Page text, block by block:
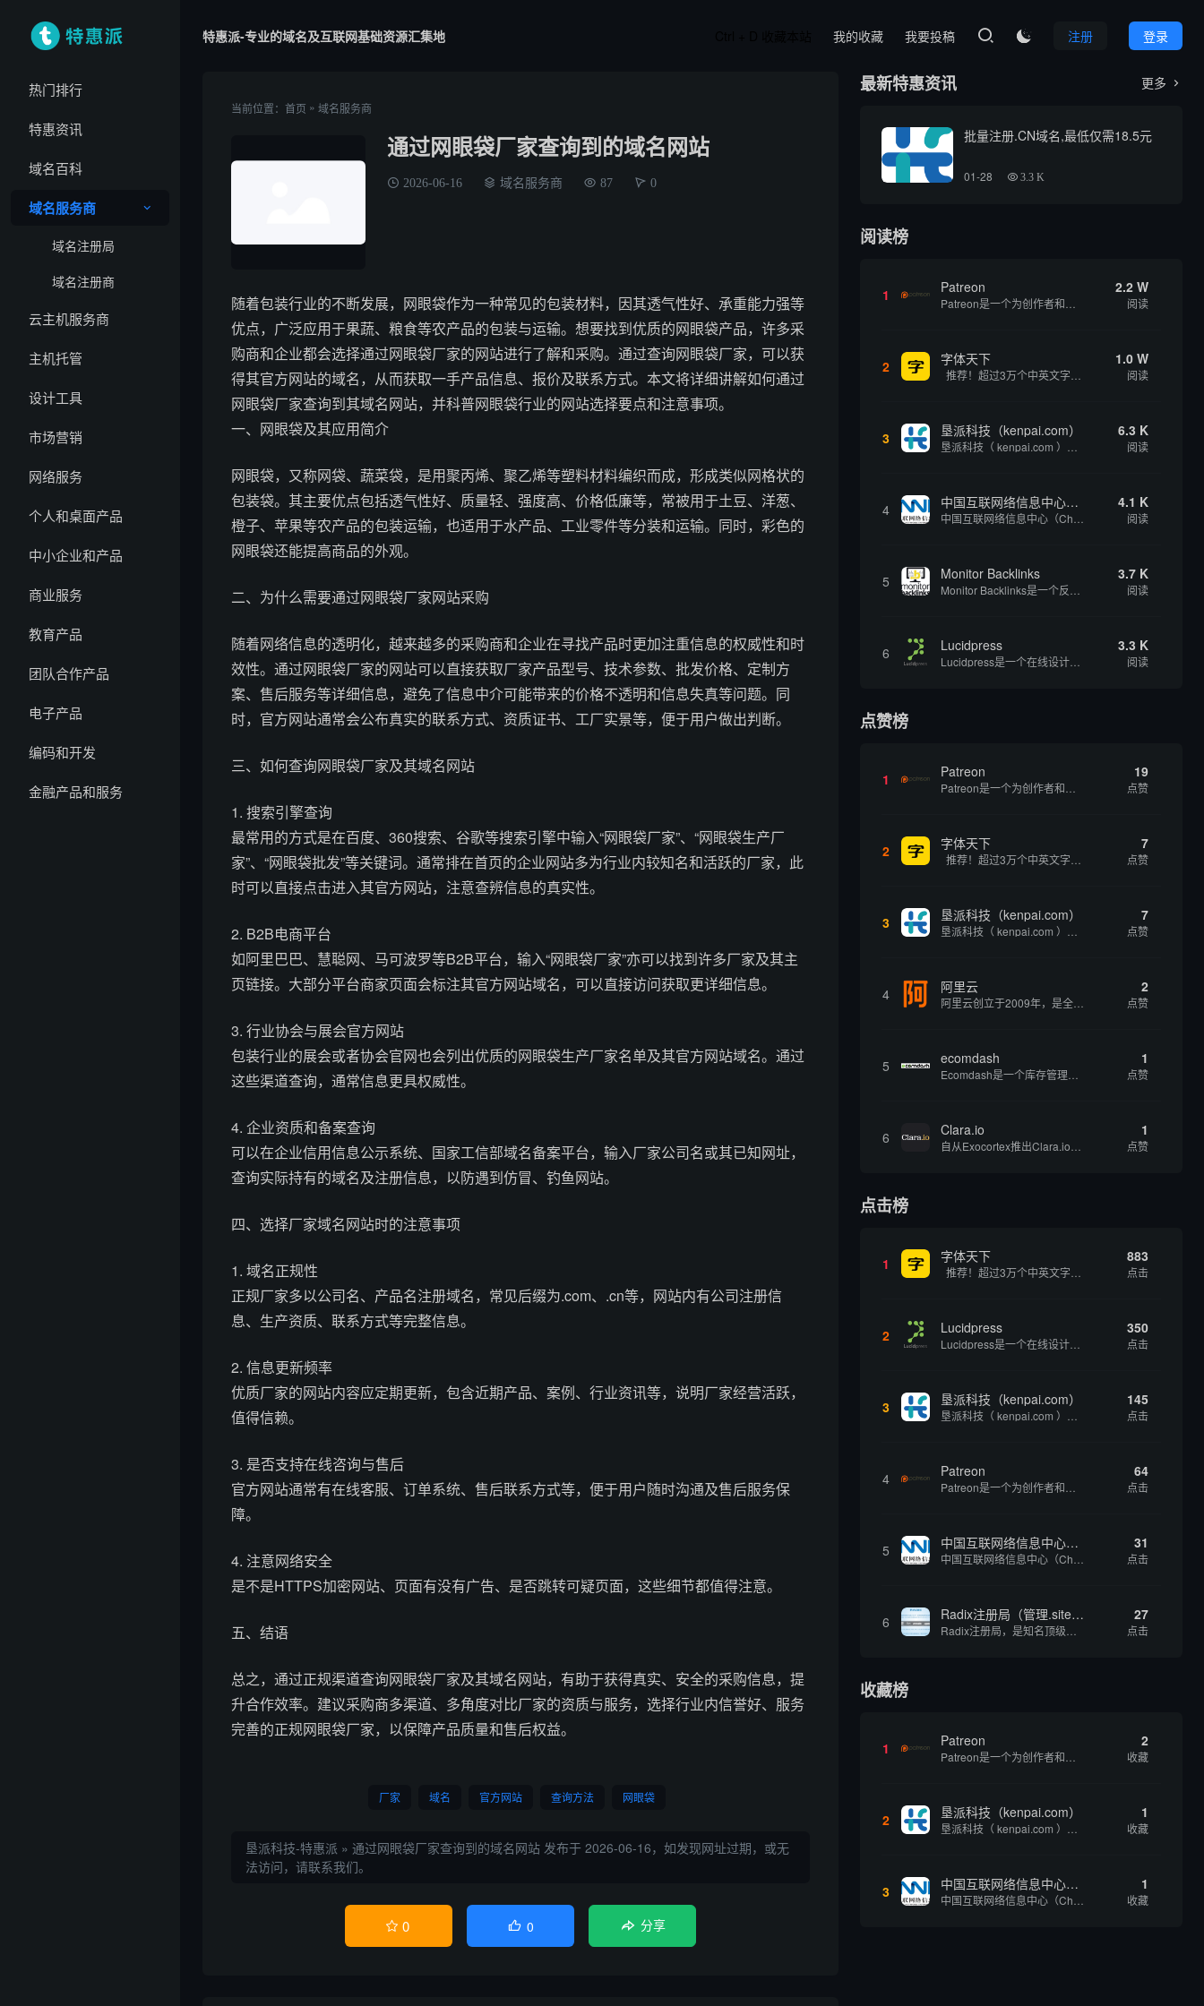
热门排行
特惠资讯
域名百科
域名服务商
域名注册局
域名注册商
云主机服务商
主机托管
设计工具
市场营销
网络服务
个人和桌面产品
中小企业和产品
商业服务
教育产品
团队合作产品
电子产品
编码和开发
金融产品和服务
特惠派-专业的域名及互联网基础资源汇集地 登录
注册

我的收藏 我要投稿
当前位置： 首页 » 域名服务商
通过网眼袋厂家查询到的域名网站
2026-06-16 域名服务商 87 0
随着包装行业的不断发展，网眼袋作为一种常见的包装材料，因其透气性好、承重能力强等
优点，广泛应用于果蔬、粮食等农产品的包装与运输。想要找到优质的网眼袋产品，许多采
购商和企业都会选择通过网眼袋厂家的网站进行了解和采购。通过查询网眼袋厂家，可以获
得其官方网站的域名，从而获取一手产品信息、报价及联系方式。本文将详细讲解如何通过
网眼袋厂家查询到其域名网站，并科普网眼袋行业的网站选择要点和注意事项。
一、网眼袋及其应用简介
网眼袋，又称网袋、蔬菜袋，是用聚丙烯、聚乙烯等塑料材料编织而成，形成类似网格状的
包装袋。其主要优点包括透气性好、质量轻、强度高、价格低廉等，常被用于土豆、洋葱、
橙子、苹果等农产品的包装运输，也适用于水产品、工业零件等分装和运输。同时，彩色的
网眼袋还能提高商品的外观。
二、为什么需要通过网眼袋厂家网站采购
随着网络信息的透明化，越来越多的采购商和企业在寻找产品时更加注重信息的权威性和时
效性。通过网眼袋厂家的网站可以直接获取厂家产品型号、技术参数、批发价格、定制方
案、售后服务等详细信息，避免了信息中介可能带来的价格不透明和信息失真等问题。同
时，官方网站通常会公布真实的联系方式、资质证书、工厂实景等，便于用户做出判断。
三、如何查询网眼袋厂家及其域名网站
1. 搜索引擎查询
最常用的方式是在百度、360搜索、谷歌等搜索引擎中输入“网眼袋厂家”、“网眼袋生产厂
家”、“网眼袋批发”等关键词。通常排在首页的企业网站多为行业内较知名和活跃的厂家，此
时可以直接点击进入其官方网站，注意查辨信息的真实性。
2. B2B电商平台
如阿里巴巴、慧聪网、马可波罗等B2B平台，输入“网眼袋厂家”亦可以找到许多厂家及其主
页链接。大部分平台商家页面会标注其官方网站域名，可以直接访问获取更详细信息。
3. 行业协会与展会官方网站
包装行业的展会或者协会官网也会列出优质的网眼袋生产厂家名单及其官方网站域名。通过
这些渠道查询，通常信息更具权威性。
4. 企业资质和备案查询
可以在企业信用信息公示系统、国家工信部域名备案平台，输入厂家公司名或其已知网址，
查询实际持有的域名及注册信息，以防遇到仿冒、钓鱼网站。
四、选择厂家域名网站时的注意事项
1. 域名正规性
正规厂家多以公司名、产品名注册域名，常见后缀为.com、.cn等，网站内有公司注册信
息、生产资质、联系方式等完整信息。
2. 信息更新频率
优质厂家的网站内容应定期更新，包含近期产品、案例、行业资讯等，说明厂家经营活跃，
值得信赖。
3. 是否支持在线咨询与售后
官方网站通常有在线客服、订单系统、售后联系方式等，便于用户随时沟通及售后服务保
障。
4. 注意网络安全
是不是HTTPS加密网站、页面有没有广告、是否跳转可疑页面，这些细节都值得注意。
五、结语
总之，通过正规渠道查询网眼袋厂家及其域名网站，有助于获得真实、安全的采购信息，提
升合作效率。建议采购商多渠道、多角度对比厂家的资质与服务，选择行业内信誉好、服务
完善的正规网眼袋厂家，以保障产品质量和售后权益。
厂家 域名 官方网站 查询方法 网眼袋
垦派科技-特惠派 » 通过网眼袋厂家查询到的域名网站 发布于 2026-06-16，如发现网址过期，或无
法访问，请联系我们。
 0  0 分享
最新特惠资讯 更多 
批量注册.CN域名,最低仅需18.5元
01-28 3.3 K
阅读榜
1 Patreon 2.2 W
阅读
2 字体天下 1.0 W
阅读
3 垦派科技（kenpai.com） 6.3 K
阅读
4 中国互联网络信息中心（CNNIC） 4.1 K
阅读
5 Monitor Backlinks 3.7 K
阅读
6 Lucidpress 3.3 K
阅读
点赞榜
1 Patreon 19
点赞
2 字体天下 7
点赞
3 垦派科技（kenpai.com） 7
点赞
4 阿里云 2
点赞
5 ecomdash 1
点赞
6 Clara.io 1
点赞
点击榜
1 字体天下 883
点击
2 Lucidpress 350
点击
3 垦派科技（kenpai.com） 145
点击
4 Patreon 64
点击
5 中国互联网络信息中心（CNNIC） 31
点击
6 Radix注册局（管理.site、.online等顶级域名） 27
点击
收藏榜
1 Patreon 2
收藏
2 垦派科技（kenpai.com） 1
收藏
3 中国互联网络信息中心（CNNIC） 1
收藏